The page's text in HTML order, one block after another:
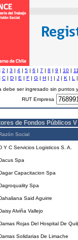
2 | 3 | 4 | 5 | 6 | 7 | 8 | 9 | 10 | 11
C | D | E | F | G | H | I | J | K | L |
debe ser ingresado sin puntos
RUT Empresa
de Fondos Públicos
Social
Y C Servicios Logisticos S. A.
Spa
Capacitacion Spa
Spa
Said Aguirre
Alviña Vallejo
Rojas Del Hospital De
Solidarias De Limache